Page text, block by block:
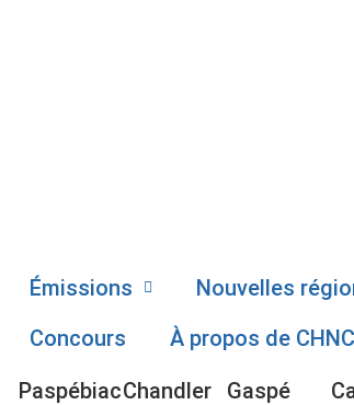
Émissions
Nouvelles
Concours
À propos de CHNC
PaspébiacChandler Gaspé